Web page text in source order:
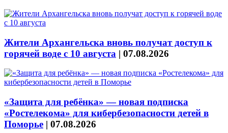
Жители Архангельска вновь получат доступ к
горячей воде с 10 августа | 07.08.2026
«Защита для ребёнка» — новая подписка
«Ростелекома» для кибербезопасности детей в
Поморье | 07.08.2026